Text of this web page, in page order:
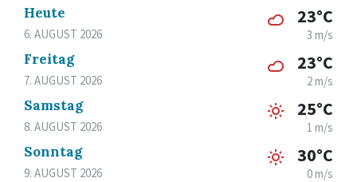
Heute
6. AUGUST 2026
23°C
3 m/s
Freitag
7. AUGUST 2026
23°C
2 m/s
Samstag
8. AUGUST 2026
25°C
1 m/s
Sonntag
9. AUGUST 2026
30°C
0 m/s